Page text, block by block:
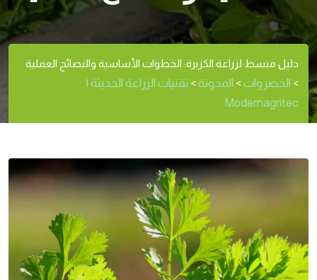
دليل مبسط لزراعة الكزبرة: الخطوات الأساسية والنصائح العملية
> الخضروات> المدونة> تقنيات الزراعة الحديثة |
Modernagritec